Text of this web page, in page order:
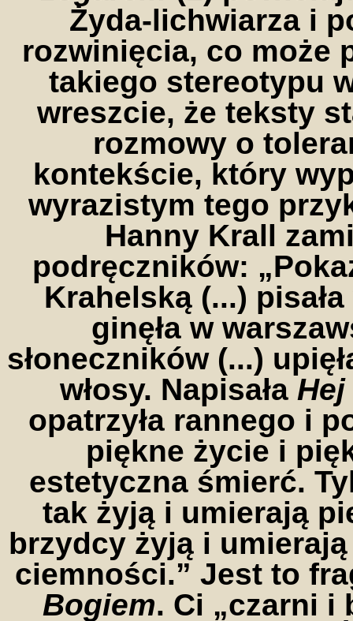
Żyda-lichwiarza i
rozwinięcia, co może
takiego stereotypu
wreszcie, że teksty
rozmowy o
kontekście, który
wyrazistym tego
Hanny Krall
podręczników:
Krahelską (...)
ginęła w
słoneczników (...)
włosy. Napisała
opatrzyła rannego i
piękne życie i
estetyczna śmierć.
tak żyją i umierają
brzydcy żyją i
ciemności.” Jest to
Bogiem. Ci „czarni i